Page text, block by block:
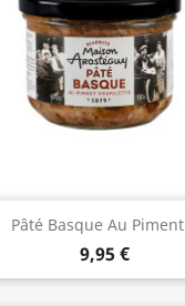
Pâté Basque Au
9,95 €
Aperçu rapide